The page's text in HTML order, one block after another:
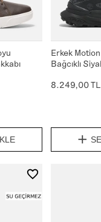
Erkek
Bağcıklı
8.249,00 TL